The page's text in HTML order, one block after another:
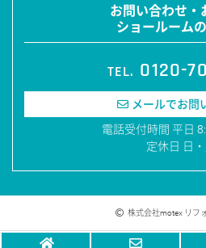
お問い合わせ・
ショールーム
0120-
メールでお問
電話受付時間 平日
定休日 日・
株式会社motex リフ